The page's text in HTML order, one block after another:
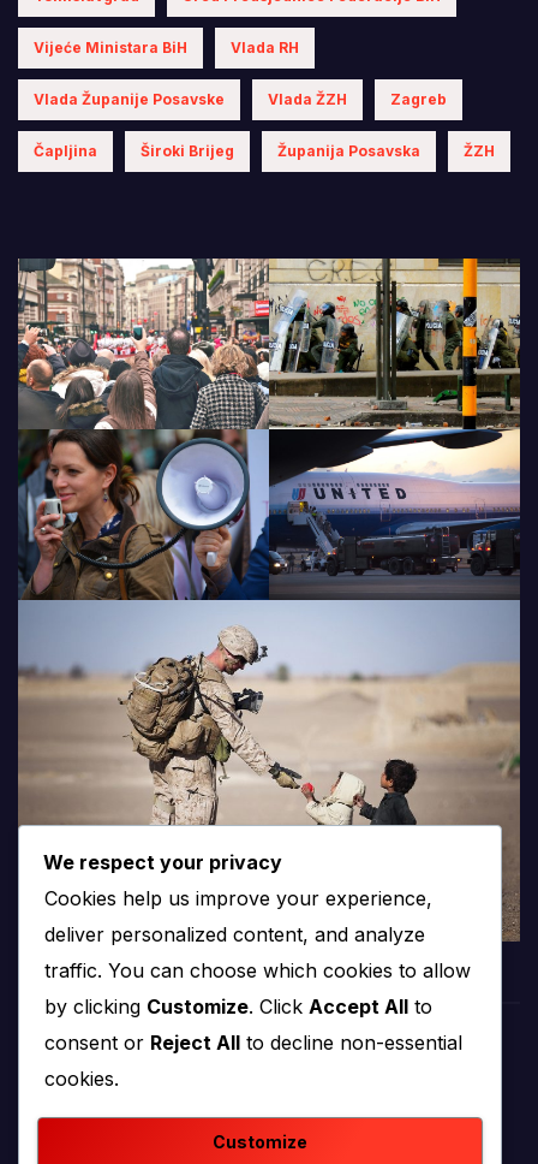
Vijeće Ministara BiH Vlada RH
Vlada Županije Posavske Vlada ŽZH Zagreb
Čapljina Široki Brijeg Županija Posavska ŽZH
produkcija i emitiranje tv programa
We respect your privacy
Cookies help us improve your experience,
deliver personalized content, and analyze
traffic. You can choose which cookies to allow
by clicking Customize. Click Accept All to
consent or Reject All to decline non-essential
cookies.
Customize